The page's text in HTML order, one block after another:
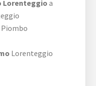
Lorenteggioa
Piombo
Lorenteggio